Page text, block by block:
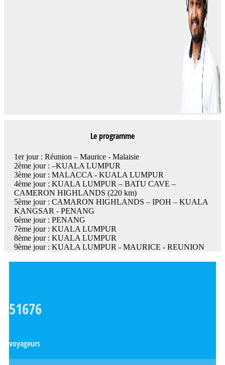
Le programme
1er jour : Réunion – Maurice - Malaisie
2ème jour : –KUALA LUMPUR
3ème jour : MALACCA - KUALA LUMPUR
4ème jour : KUALA LUMPUR – BATU CAVE –
CAMERON HIGHLANDS (220 km)
5ème jour : CAMARON HIGHLANDS – IPOH – KUALA
KANGSAR - PENANG
6ème jour : PENANG
7ème jour : KUALA LUMPUR
8ème jour : KUALA LUMPUR
9ème jour : KUALA LUMPUR - MAURICE - REUNION
51676
voyageurs